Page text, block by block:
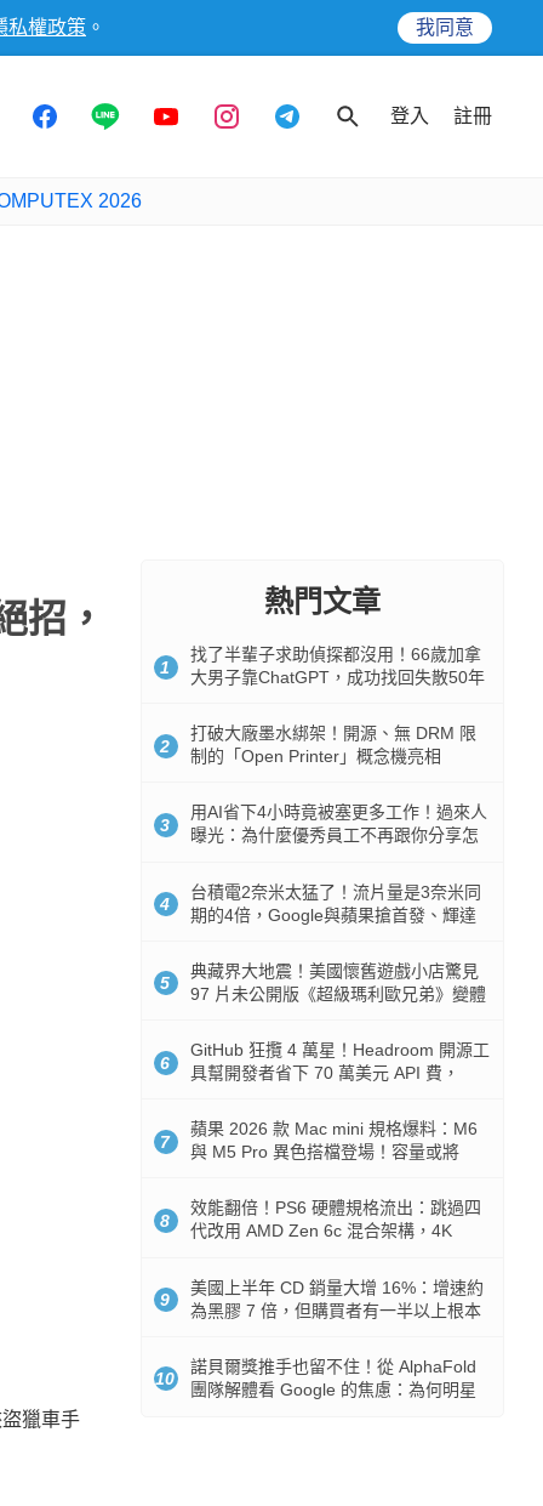
私權政策 。 我同意
登入 註冊
2026
招，
獵車手
熱門文章
1
找了半輩子求助偵探都沒用！66歲加拿
大男子靠ChatGPT，成功找回失散50年
2
打破大廠墨水綁架！開源、無 DRM 限
制的「Open Printer」概念機亮相
3
用AI省下4小時竟被塞更多工作！過來人
曝光：為什麼優秀員工不再跟你分享怎
4
台積電2奈米太猛了！流片量是3奈米同
期的4倍，Google與蘋果搶首發、輝達
5
典藏界大地震！美國懷舊遊戲小店驚見
97 片未公開版《超級瑪利歐兄弟》變體
6
GitHub 狂攬 4 萬星！Headroom 開源工
具幫開發者省下 70 萬美元 API 費，
7
蘋果 2026 款 Mac mini 規格爆料：M6
與 M5 Pro 異色搭檔登場！容量或將
8
效能翻倍！PS6 硬體規格流出：跳過四
代改用 AMD Zen 6c 混合架構，4K
9
美國上半年 CD 銷量大增 16%：增速約
為黑膠 7 倍，但購買者有一半以上根本
10
諾貝爾獎推手也留不住！從 AlphaFold
團隊解體看 Google 的焦慮：為何明星